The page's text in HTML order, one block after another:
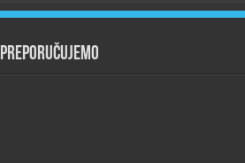
Preporučujemo